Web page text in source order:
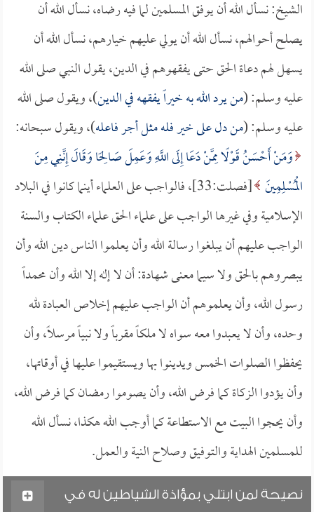
الشيخ: نسأل الله أن يوفق المسلمين لما فيه رضاه، نسأل الله أن
يصلح أحوالهم، نسأل الله أن يولي عليهم خيارهم، نسأل الله أن
يسهل لهم دعاة الحق حتى يفقهوهم في الدين، يقول النبي صلى الله
عليه وسلم: (من يرد الله به خيراً يفقهه في الدين)، ويقول صلى الله
عليه وسلم: (من دل على خير فله مثل أجر فاعله)، ويقول سبحانه:
وَمَنْ أَحْسَنُ قَوْلًا مِمَّنْ دَعَا إِلَى اللَّهِ وَعَمِلَ صَالِحًا وَقَالَ إِنَّنِي مِنَ
الْمُسْلِمِينَ
[فصلت:33]، فالواجب على العلماء أينما كانوا في البلاد
الإسلامية وفي غيرها الواجب على علماء الحق علماء الكتاب والسنة
الواجب عليهم أن يبلغوا رسالة الله وأن يعلموا الناس دين الله وأن
يبصروهم بالحق ولا سيما معنى شهادة: أن لا إله إلا الله وأن محمداً
رسول الله، وأن يعلموهم أن الواجب عليهم إخلاص العبادة لله
وحده، وأن لا يعبدوا معه سواه لا ملكاً مقرباً ولا نبياً مرسلاً، وأن
يحفظوا الصلوات الخمس ويدينوا بها ويستقيموا عليها في أوقاتها،
وأن يؤدوا الزكاة كما فرض الله، وأن يصوموا رمضان كما فرض الله،
وأن يحجوا البيت مع الاستطاعة كما أوجب الله هكذا، نسأل الله
للمسلمين الهداية والتوفيق وصلاح النية والعمل.
نصيحة لمن ابتلي بمؤاذة الشياطين له في